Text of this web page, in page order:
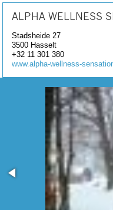
ALPHA WELLNESS
Stadsheide 27
3500 Hasselt
+32 11 301 380
www.alpha-wellness-